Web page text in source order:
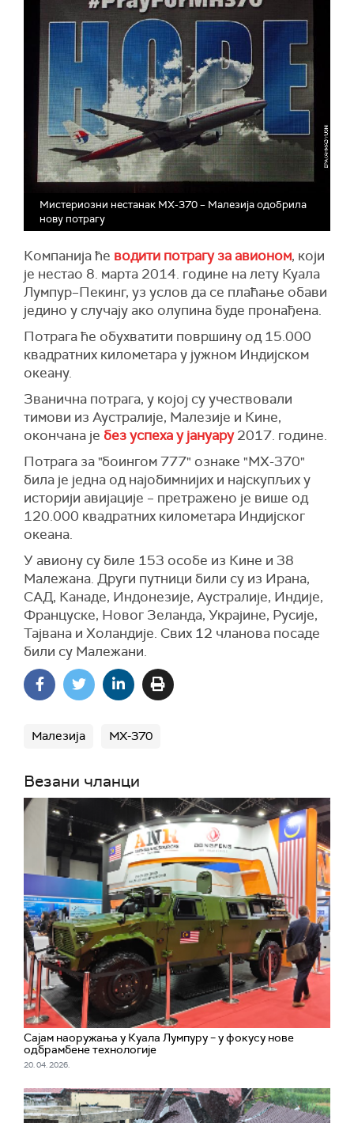
Мистериозни нестанак МХ-370 – Малезија одобрила
нову потрагу
Компанија ће водити потрагу за авионом, који
је нестао 8. марта 2014. године на лету Куала
Лумпур–Пекинг, уз услов да се плаћање обави
једино у случају ако олупина буде пронађена.
Потрага ће обухватити површину од 15.000
квадратних километара у јужном Индијском
океану.
Званична потрага, у којој су учествовали
тимови из Аустралије, Малезије и Кине,
окончана је без успеха у јануару 2017. године.
Потрага за "боингом 777" ознаке "МХ-370"
била је једна од најобимнијих и најскупљих у
историји авијације – претражено је више од
120.000 квадратних километара Индијског
океана.
У авиону су биле 153 особе из Кине и 38
Малежана. Други путници били су из Ирана,
САД, Канаде, Индонезије, Аустралије, Индије,
Француске, Новог Зеланда, Украјине, Русије,
Тајвана и Холандије. Свих 12 чланова посаде
били су Малежани.
Малезија МХ-370
Везани чланци
Сајам наоружања у Куала Лумпуру – у фокусу нове
одбрамбене технологије
20. 04. 2026.